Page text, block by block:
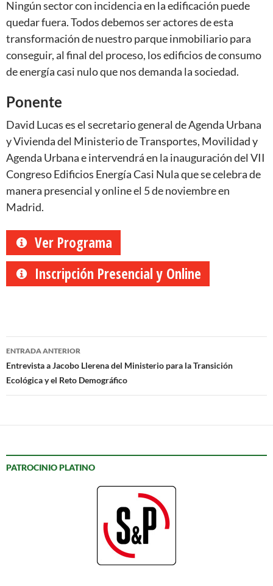
Ningún sector con incidencia en la edificación puede
quedar fuera. Todos debemos ser actores de esta
transformación de nuestro parque inmobiliario para
conseguir, al final del proceso, los edificios de consumo
de energía casi nulo que nos demanda la sociedad.
Ponente
David Lucas es el secretario general de Agenda Urbana
y Vivienda del Ministerio de Transportes, Movilidad y
Agenda Urbana e intervendrá en la inauguración del VII
Congreso Edificios Energía Casi Nula que se celebra de
manera presencial y online el 5 de noviembre en
Madrid.
Ver Programa
Inscripción Presencial y Online
Navegación
de
ENTRADA ANTERIOR
Entrevista a Jacobo Llerena del Ministerio para la Transición
Ecológica y el Reto Demográfico
PATROCINIO PLATINO